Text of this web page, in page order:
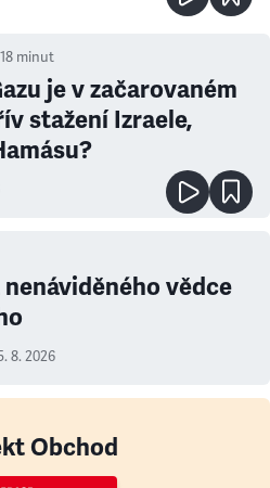
18 minut
je v začarovaném
stažení Izraele,
vědce
8. 2026
Obchod